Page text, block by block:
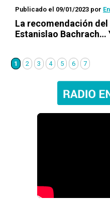
Publicado el 09/01/2023 por
La recomendación del
Estanislao
1 2 3 4 5 6 7